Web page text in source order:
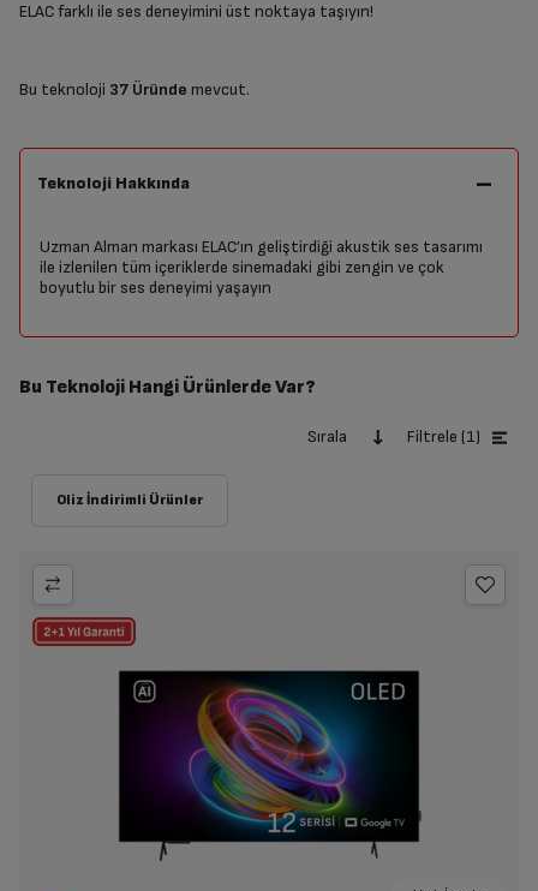
ELAC farklı ile ses deneyimini üst noktaya taşıyın!
Bu teknoloji 37 Üründe mevcut.
Teknoloji Hakkında
Uzman Alman markası ELAC’ın geliştirdiği akustik ses tasarımı
ile izlenilen tüm içeriklerde sinemadaki gibi zengin ve çok
boyutlu bir ses deneyimi yaşayın
Bu Teknoloji Hangi Ürünlerde Var?
Sırala Filtrele (1)